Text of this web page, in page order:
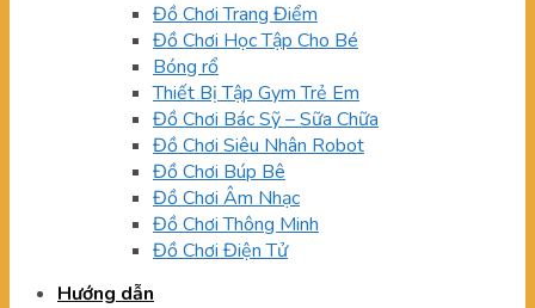
Đồ Chơi Trang Điểm
Đồ Chơi Học Tập Cho Bé
Bóng rổ
Thiết Bị Tập Gym Trẻ Em
Đồ Chơi Bác Sỹ – Sữa Chữa
Đồ Chơi Siêu Nhân Robot
Đồ Chơi Búp Bê
Đồ Chơi Âm Nhạc
Đồ Chơi Thông Minh
Đồ Chơi Điện Tử
Hướng dẫn